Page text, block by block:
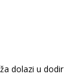
dolazi u dodir